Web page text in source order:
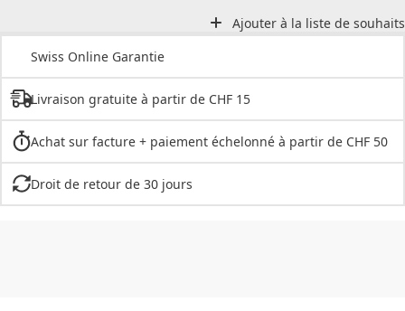
Ajouter à la liste de souhaits
Swiss Online Garantie
Livraison gratuite à partir de CHF 15
Achat sur facture + paiement échelonné à partir de CHF 50
Droit de retour de 30 jours